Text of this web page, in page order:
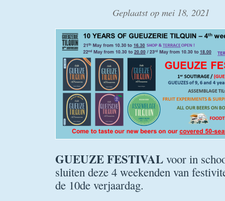
Geplaatst op mei 18, 2021
GUEUZE FESTIVAL voor in
sluiten deze 4 weekenden van
de 10de verjaardag.